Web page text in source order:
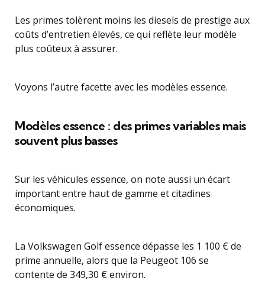
Les primes tolèrent moins les diesels de prestige aux
coûts d’entretien élevés, ce qui reflète leur modèle
plus coûteux à assurer.
Voyons l’autre facette avec les modèles essence.
Modèles essence : des primes variables mais
souvent plus basses
Sur les véhicules essence, on note aussi un écart
important entre haut de gamme et citadines
économiques.
La Volkswagen Golf essence dépasse les 1 100 € de
prime annuelle, alors que la Peugeot 106 se
contente de 349,30 € environ.